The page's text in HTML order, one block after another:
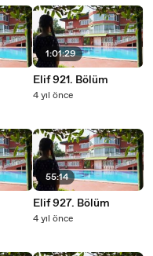
1:01:29
Elif 921. Bölüm
4 yıl önce
55:14
Elif 927. Bölüm
4 yıl önce